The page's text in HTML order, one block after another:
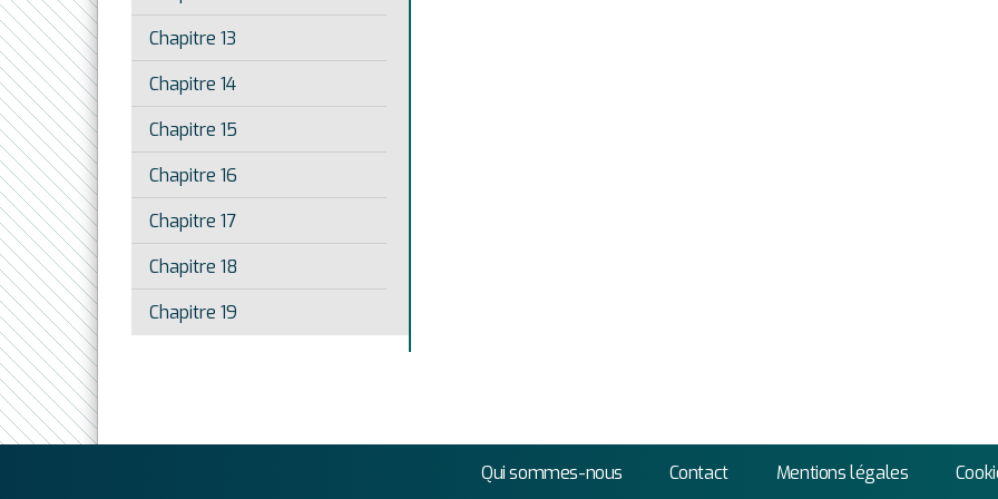
Chapitre 13
Chapitre 14
Chapitre 15
Chapitre 16
Chapitre 17
Chapitre 18
Chapitre 19
Qui sommes-nous Contact Mentions légales